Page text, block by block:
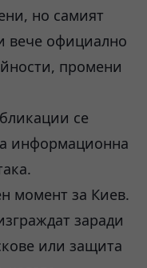
но самият
вече официално
промени
се
информационна
момент за Киев.
заради
или защита